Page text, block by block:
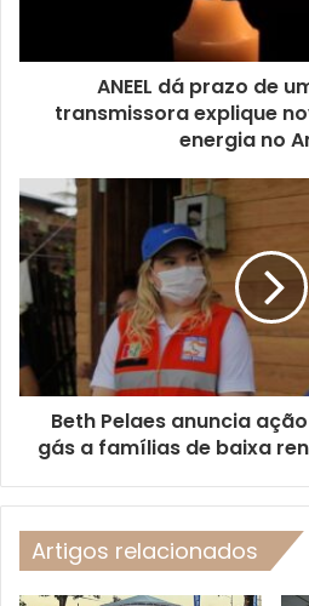
ANEEL dá prazo de
transmissora explique
energia no
Beth Pelaes anuncia
gás a famílias de baixa
Artigos relacionados